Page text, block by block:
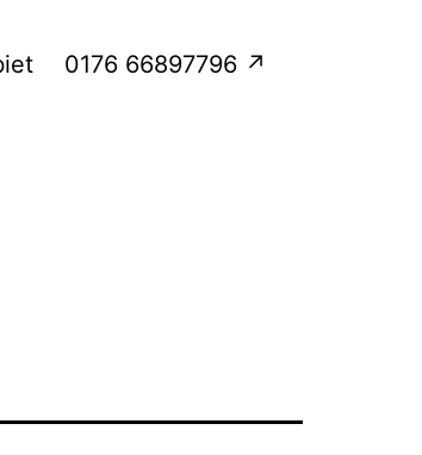
0176 66897796 ↗